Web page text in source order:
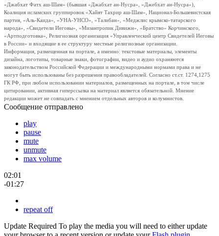
«Джабхат Фатх аш-Шам» (бывшая «Джабхат ан-Нусра», «Джебхат ан-Нусра»),
Коалиция исламских группировок «Хайят Тахрир аш-Шам», Национал-Большевистская
партия, «Аль-Каида», «УНА-УНСО», «Талибан», «Меджлис крымско-татарского
народа», «Свидетели Иеговы», «Мизантропик Дивижн», «Братство» Корчинского,
«Артподготовка», Религиозная организация «Управленческий центр Свидетелей Иеговы
в России» и входящие в ее структуру местные религиозные организации.
Информация, размещенная на портале, а именно: текстовые материалы, элементы
дизайна, логотипы, товарные знаки, фотографии, видео и аудио охраняются
законодательством Российской Федерации и международными нормами права и не
могут быть использованы без разрешения правообладателей. Согласно ст.ст. 1274,1275
ГК РФ, при любом использовании материалов, размещенных на портале, в том числе
цитировании, активная гиперссылка на материал является обязательной. Мнение
редакции может не совпадать с мнением отдельных авторов и колумнистов.
Сообщение отправлено
play
pause
mute
unmute
max volume
02:01
-01:27
repeat off
Update Required To play the media you will need to either update